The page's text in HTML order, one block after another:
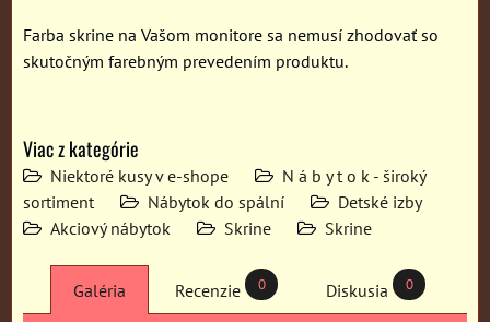
Farba skrine na Vašom monitore sa nemusí zhodovať so
skutočným farebným prevedením produktu.
Viac z kategórie
Niektoré kusy v e-shope
N á b y t o k - široký
sortiment
Nábytok do spální
Detské izby
Akciový nábytok
Skrine Skrine
Galéria Recenzie 0 Diskusia 0